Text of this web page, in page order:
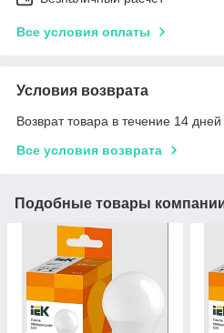
Все условия оплаты
Условия возврата
Возврат товара в течение 14
Все условия возврата
Подобные товары